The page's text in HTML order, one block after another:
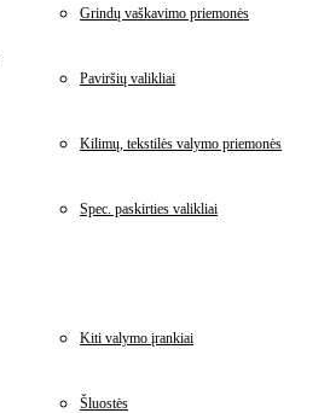
Grindų vaškavimo priemonės
Paviršių valikliai
Kilimų, tekstilės valymo priemonės
Spec. paskirties valikliai
Kiti valymo įrankiai
Šluostės